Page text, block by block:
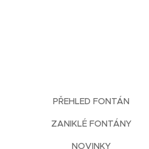
PŘEHLED FONTÁN
ZANIKLÉ FONTÁNY
NOVINKY